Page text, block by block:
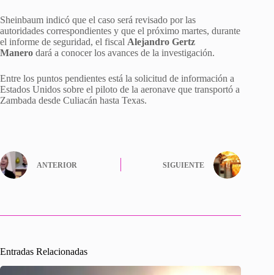
Sheinbaum indicó que el caso será revisado por las
autoridades correspondientes y que el próximo martes, durante
el informe de seguridad, el fiscal Alejandro Gertz
Manero dará a conocer los avances de la investigación.
Entre los puntos pendientes está la solicitud de información a
Estados Unidos sobre el piloto de la aeronave que transportó a
Zambada desde Culiacán hasta Texas.
ANTERIOR SIGUIENTE
Entradas Relacionadas